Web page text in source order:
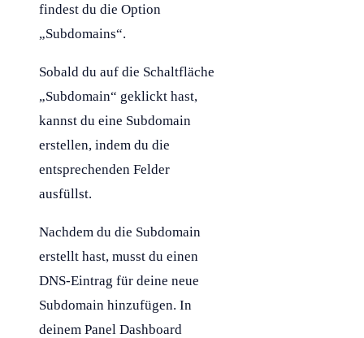
findest du die Option
„Subdomains“.
Sobald du auf die Schaltfläche
„Subdomain“ geklickt hast,
kannst du eine Subdomain
erstellen, indem du die
entsprechenden Felder
ausfüllst.
Nachdem du die Subdomain
erstellt hast, musst du einen
DNS-Eintrag für deine neue
Subdomain hinzufügen. In
deinem Panel Dashboard